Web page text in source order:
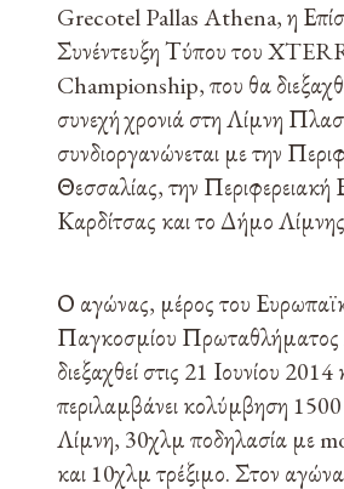
Grecotel Pallas Athena, η
Συνέντευξη Τύπου του
Championship, που θα
συνεχή χρονιά στη Λίμνη
συνδιοργανώνεται με την
Θεσσαλίας, την Περιφερειακή
Καρδίτσας και το Δήμο
Ο αγώνας, μέρος του
Παγκοσμίου
διεξαχθεί στις 21 Ιουνίου 2014
περιλαμβάνει κολύμβηση
Λίμνη, 30χλμ ποδηλασία με
και 10χλμ τρέξιμο. Στον